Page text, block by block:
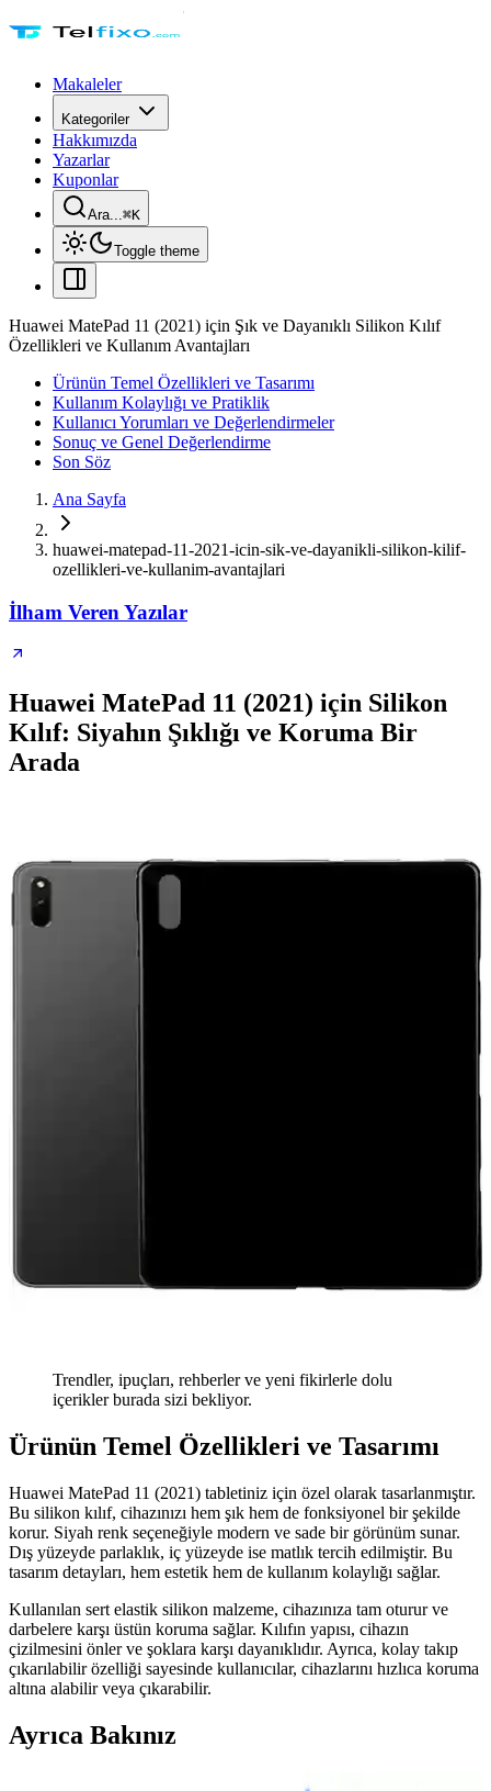
Makaleler
Kategoriler
Hakkımızda
Yazarlar
Kuponlar
Ara...⌘K
Toggle theme
Huawei MatePad 11 (2021) için Şık ve Dayanıklı Silikon Kılıf
Özellikleri ve Kullanım Avantajları
Ürünün Temel Özellikleri ve Tasarımı
Kullanım Kolaylığı ve Pratiklik
Kullanıcı Yorumları ve Değerlendirmeler
Sonuç ve Genel Değerlendirme
Son Söz
Ana Sayfa
huawei-matepad-11-2021-icin-sik-ve-dayanikli-silikon-kilif-
ozellikleri-ve-kullanim-avantajlari
İlham Veren Yazılar
Huawei MatePad 11 (2021) için Silikon
Kılıf: Siyahın Şıklığı ve Koruma Bir
Arada
Trendler, ipuçları, rehberler ve yeni fikirlerle dolu
içerikler burada sizi bekliyor.
Ürünün Temel Özellikleri ve Tasarımı
Huawei MatePad 11 (2021) tabletiniz için özel olarak tasarlanmıştır.
Bu silikon kılıf, cihazınızı hem şık hem de fonksiyonel bir şekilde
korur. Siyah renk seçeneğiyle modern ve sade bir görünüm sunar.
Dış yüzeyde parlaklık, iç yüzeyde ise matlık tercih edilmiştir. Bu
tasarım detayları, hem estetik hem de kullanım kolaylığı sağlar.
Kullanılan sert elastik silikon malzeme, cihazınıza tam oturur ve
darbelere karşı üstün koruma sağlar. Kılıfın yapısı, cihazın
çizilmesini önler ve şoklara karşı dayanıklıdır. Ayrıca, kolay takıp
çıkarılabilir özelliği sayesinde kullanıcılar, cihazlarını hızlıca koruma
altına alabilir veya çıkarabilir.
Ayrıca Bakınız